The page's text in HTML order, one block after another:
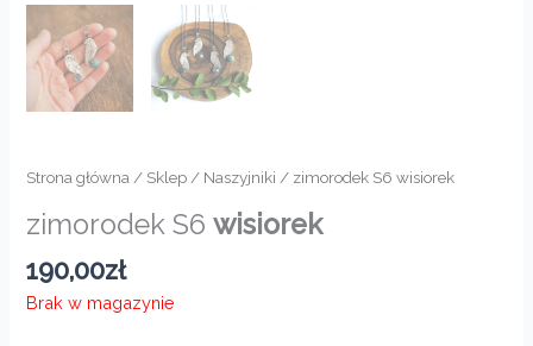
Strona główna/ Sklep/ Naszyjniki / zimorodek S6 wisiorek
zimorodek S6wisiorek
190,00zł
Brak w magazynie